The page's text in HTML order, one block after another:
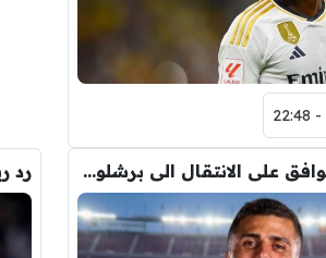
عاجل : رودري يوافق على الانتقال الى برشلونة.. 3 أسباب وراء قراره